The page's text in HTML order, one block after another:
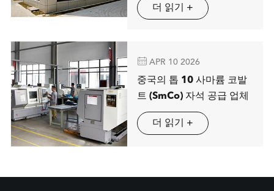
더 읽기 +
 APR 10 2026
중국의 톱 10 사마륨 코발
트 (SmCo) 자석 공급 업체
더 읽기 +